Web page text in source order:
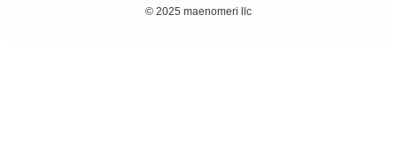
© 2025 maenomeri llc